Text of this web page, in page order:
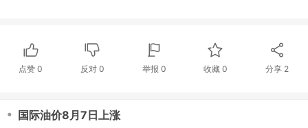
点赞0 反对 0 举报 0 收藏 0 分享 2
・ 国际油价8月7日上涨